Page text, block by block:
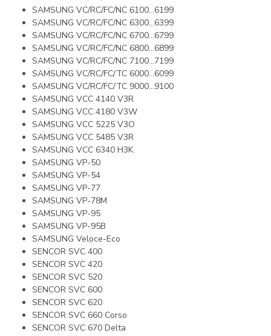
SAMSUNG VC/RC/FC/NC 6100...6199
SAMSUNG VC/RC/FC/NC 6300...6399
SAMSUNG VC/RC/FC/NC 6700...6799
SAMSUNG VC/RC/FC/NC 6800...6899
SAMSUNG VC/RC/FC/NC 7100...7199
SAMSUNG VC/RC/FC/TC 6000...6099
SAMSUNG VC/RC/FC/TC 9000…9100
SAMSUNG VCC 4140 V3R
SAMSUNG VCC 4180 V3W
SAMSUNG VCC 5225 V3O
SAMSUNG VCC 5485 V3R
SAMSUNG VCC 6340 H3K
SAMSUNG VP-50
SAMSUNG VP-54
SAMSUNG VP-77
SAMSUNG VP-78M
SAMSUNG VP-95
SAMSUNG VP-95B
SAMSUNG Veloce-Eco
SENCOR SVC 400
SENCOR SVC 420
SENCOR SVC 520
SENCOR SVC 600
SENCOR SVC 620
SENCOR SVC 660 Corso
SENCOR SVC 670 Delta